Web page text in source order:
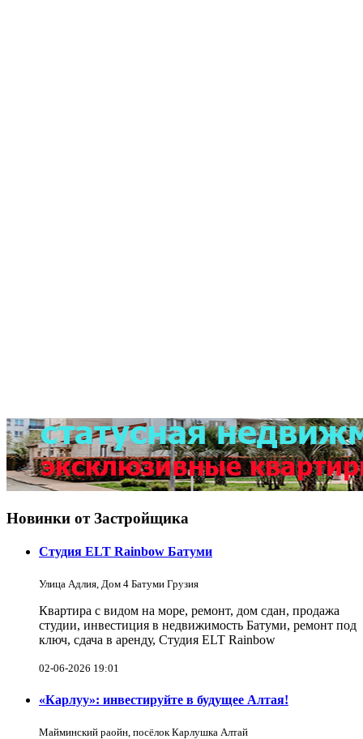
Новинки от Застройщика
Студия ELT Rainbow Батуми
Улица Адлия, Дом 4 Батуми Грузия
Квартира с видом на море, ремонт, дом сдан, продажа
студии, инвестиция в недвижимость Батуми, ремонт под
ключ, сдача в аренду, Студия ELT Rainbow
02-06-2026 19:01
«Карлуу»: инвестируйте в будущее Алтая!
Майминский раойн, посёлок Карлушка Алтай